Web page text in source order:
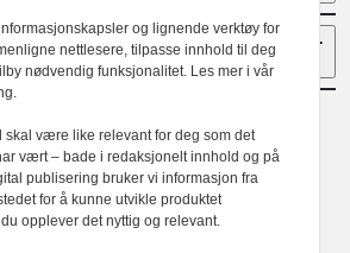
arkitekters landsforbund.
og lignende verktøy for
nettlesere, tilpasse innhold til deg
nødvendig funksjonalitet. Les mer i vår
skal være like relevant for deg som det
vært – bade i redaksjonelt innhold og på
publisering bruker vi informasjon fra
for å kunne utvikle produktet
opplever det nyttig og relevant.